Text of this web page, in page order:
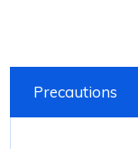
Precautions